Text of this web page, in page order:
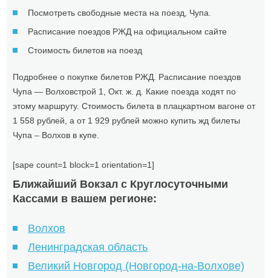
Посмотреть свободные места на поезд, Чупа.
Расписание поездов РЖД на официальном сайте
Стоимость билетов на поезд
Подробнее о покупке билетов РЖД. Расписание поездов
Чупа — Волховстрой 1, Окт. ж. д. Какие поезда ходят по
этому маршруту. Стоимость билета в плацкартном вагоне от
1 558 рублей, а от 1 929 рублей можно купить жд билеты
Чупа – Волхов в купе.
[sape count=1 block=1 orientation=1]
Ближайший Вокзал с Круглосуточными
Кассами в вашем регионе:
Волхов
Ленинградская область
Великий Новгород (Новгород-на-Волхове)